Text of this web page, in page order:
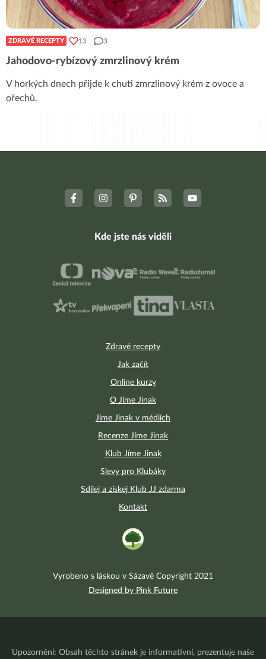
ZDRAVÉ RECEPTY 13 3
Jahodovo-rybízový zmrzlinový krém
V horkých dnech přijde k chuti zmrzlinový krém z ovoce a
ořechů.
Zdravé recepty
Jak začít
Online kurzy
O Jíme Jinak
Jíme Jinak v médiích
Recenze Jíme Jinak
Klub Jíme Jinak
Slevy pro Klubáky
Sdílej a získej Klub JJ zdarma
Kontakt
Kde jste nás viděli
Vyrobeno s láskou v Sázavě Copyright 2021
Designed by Pink Future
Upozornění: Obsah těchto stránek je informativní, prezentuje naše